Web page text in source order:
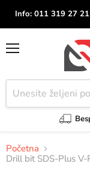
Info: 011 319 27
Početna
Drill bit SDS-Plus